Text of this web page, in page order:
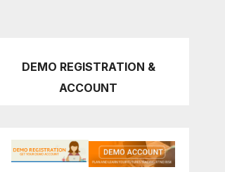
DEMO REGISTRATION &
ACCOUNT